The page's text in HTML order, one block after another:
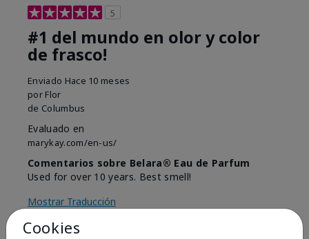
5
#1 del mundo en olor y color
de frasco!
Enviado Hace 10 meses
por Flor
de Columbus
Evaluado en
marykay.com/en-us/
Comentarios sobre Belara® Eau de Parfum
Used for over 10 years. Best smell!
Mostrar Traducción
Conclusión
Cookies